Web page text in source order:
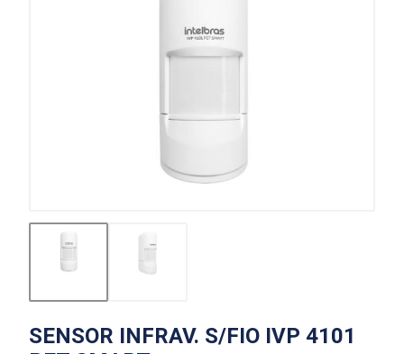
SENSOR INFRAV. S/FIO IVP 4101